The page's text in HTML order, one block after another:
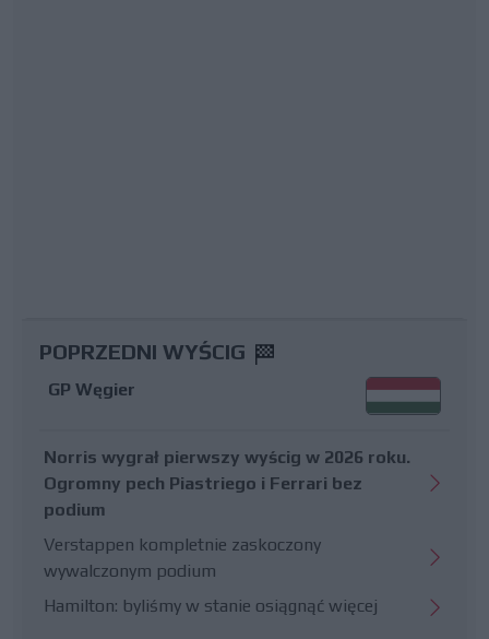
POPRZEDNI WYŚCIG
GP Węgier
Norris wygrał pierwszy wyścig w 2026 roku.
Ogromny pech Piastriego i Ferrari bez
podium
Verstappen kompletnie zaskoczony
wywalczonym podium
Hamilton: byliśmy w stanie osiągnąć więcej